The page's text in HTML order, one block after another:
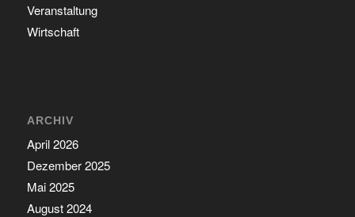
Veranstaltung
Wirtschaft
ARCHIV
April 2026
Dezember 2025
Mai 2025
August 2024